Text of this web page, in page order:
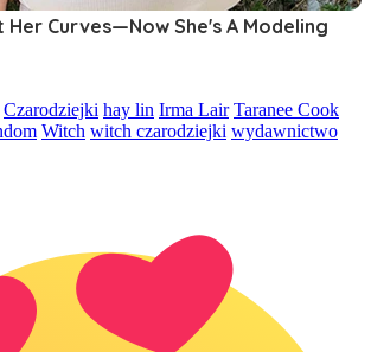
Czarodziejki hay lin Irma Lair Taranee Cook
Witch witch czarodziejki wydawnictwo